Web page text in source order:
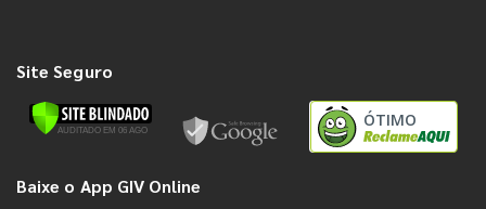
Site Seguro
ÓTIMO
Baixe o App GIV Online